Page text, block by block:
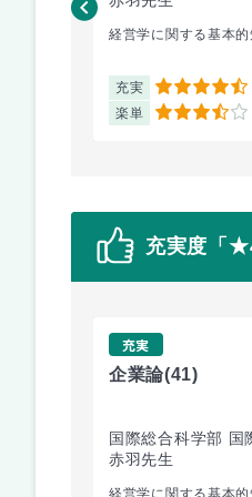
経営学に関する基本
充実 4.5
楽単 3.5
充実度「
充実
企業論(41)
国際総合科学部 国
赤羽先生